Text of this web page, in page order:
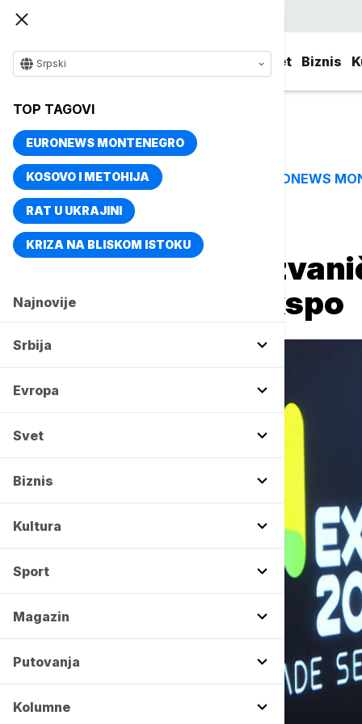
Svet Biznis
Srpski
TOP TAGOVI
EURONEWS MONTENEGRO
KOSOVO I METOHIJA
RAT U UKRAJINI
KRIZA NA BLISKOM ISTOKU
Najnovije
Srbija
Evropa
Svet
Biznis
Kultura
Sport
Magazin
Putovanja
Kolumne
TOP TAGOVI EURONEWS
Naslovna Biznis
Danas počinje
volontera za Ekspo